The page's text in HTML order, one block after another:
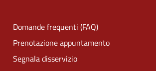
Domande frequenti (FAQ)
Prenotazione appuntamento
Segnala disservizio